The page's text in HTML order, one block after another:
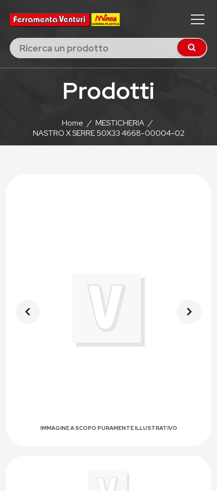
Prodotti
Home / MESTICHERIA /
NASTRO X SERRE 50X33 4668-00004-02
IMMAGINE A SCOPO PURAMENTE ILLUSTRATIVO